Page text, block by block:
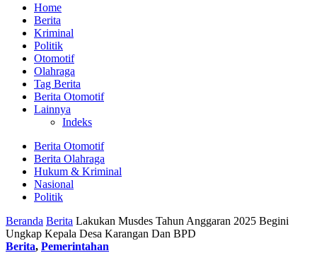
Home
Berita
Kriminal
Politik
Otomotif
Olahraga
Tag Berita
Berita Otomotif
Lainnya
Indeks
Berita Otomotif
Berita Olahraga
Hukum & Kriminal
Nasional
Politik
Beranda Berita Lakukan Musdes Tahun Anggaran 2025 Begini
Ungkap Kepala Desa Karangan Dan BPD
Berita, Pemerintahan